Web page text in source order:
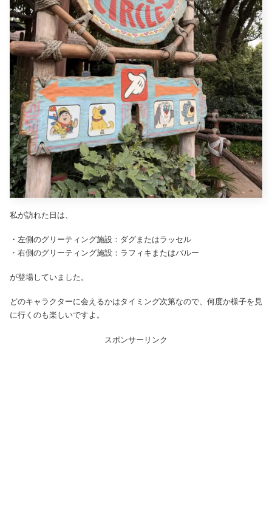
私が訪れた日は、
・左側のグリーティング施設：ダグまたはラッセル
・右側のグリーティング施設：ラフィキまたはバルー
が登場していました。
どのキャラクターに会えるかはタイミング次第なので、何度か様子を見
に行くのも楽しいですよ。
スポンサーリンク